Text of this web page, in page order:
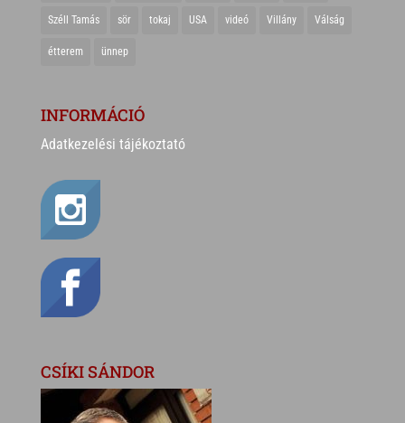
Széll Tamás sör tokaj USA videó Villány Válság
étterem ünnep
INFORMÁCIÓ
Adatkezelési tájékoztató
CSÍKI SÁNDOR